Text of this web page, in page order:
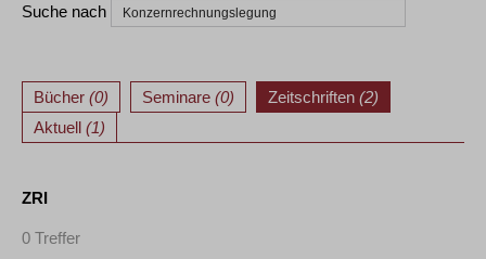
Suche nach
Bücher (0) Seminare (0) Zeitschriften (2)
Aktuell (1)
ZRI
0 Treffer